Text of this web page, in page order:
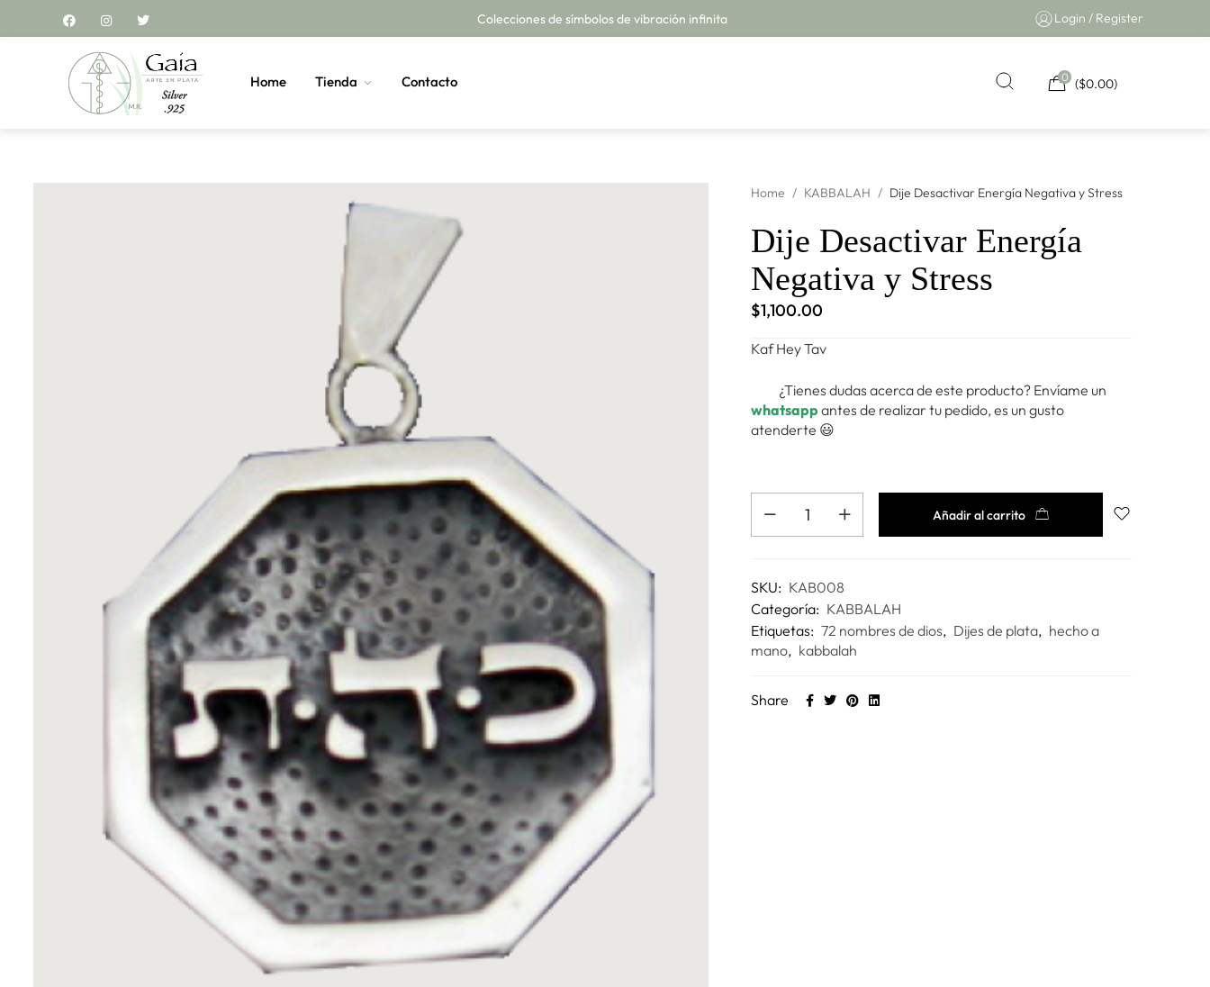
Colecciones de símbolos de vibración infinita Login / Register
Home Tienda Contacto 0 ($0.00)
Home / KABBALAH / Dije Desactivar Energía Negativa y Stress
Dije Desactivar Energía
Negativa y Stress
$1,100.00
Kaf Hey Tav
¿Tienes dudas acerca de este producto? Envíame un
whatsapp antes de realizar tu pedido, es un gusto
atenderte 😃
Añadir al carrito
SKU: KAB008
Categoría: KABBALAH
Etiquetas: 72 nombres de dios, Dijes de plata, hecho a
mano, kabbalah
Share